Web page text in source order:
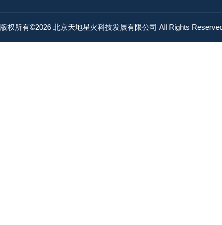
版权所有©2026 北京天地星火科技发展有限公司 All Rights